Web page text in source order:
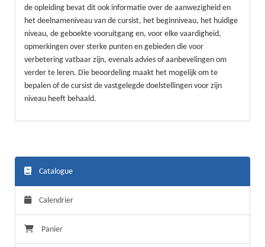
de opleiding bevat dit ook informatie over de aanwezigheid en
het deelnameniveau van de cursist, het beginniveau, het huidige
niveau, de geboekte vooruitgang en, voor elke vaardigheid,
opmerkingen over sterke punten en gebieden die voor
verbetering vatbaar zijn, evenals advies of aanbevelingen om
verder te leren. Die beoordeling maakt het mogelijk om te
bepalen of de cursist de vastgelegde doelstellingen voor zijn
niveau heeft behaald.
Catalogue
Calendrier
Panier